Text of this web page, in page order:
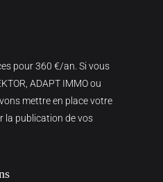
pour 360 €/an. Si vous
ADAPT IMMO ou
mettre en place votre
la publication de vos